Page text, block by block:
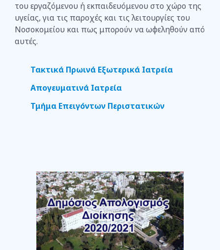
του εργαζόμενου ή εκπαιδευόμενου στο χώρο της
υγείας, για τις παροχές και τις λειτουργίες του
Νοσοκομείου και πως μπορούν να ωφεληθούν από
αυτές.
Τακτικά Πρωινά Εξωτερικά Ιατρεία
Απογευματινά Ιατρεία
Τμήμα Επειγόντων Περιστατικών